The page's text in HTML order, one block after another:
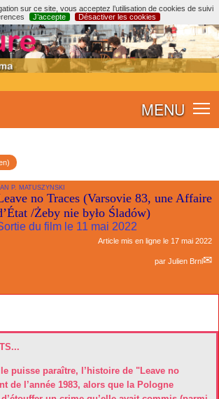
sur ce site, vous acceptez l’utilisation de cookies de suivi
J’accepte Désactiver les cookies
MENU
P. MATUSZYNSKI
no Traces (Varsovie 83, une Affaire
/Żeby nie było Śladów)
du film le 11 mai 2022
Article mis en ligne le 17 mai 2022
par Julien Brnl
puisse paraître, l’histoire de "Leave no
de l’année 1983, alors que la Pologne